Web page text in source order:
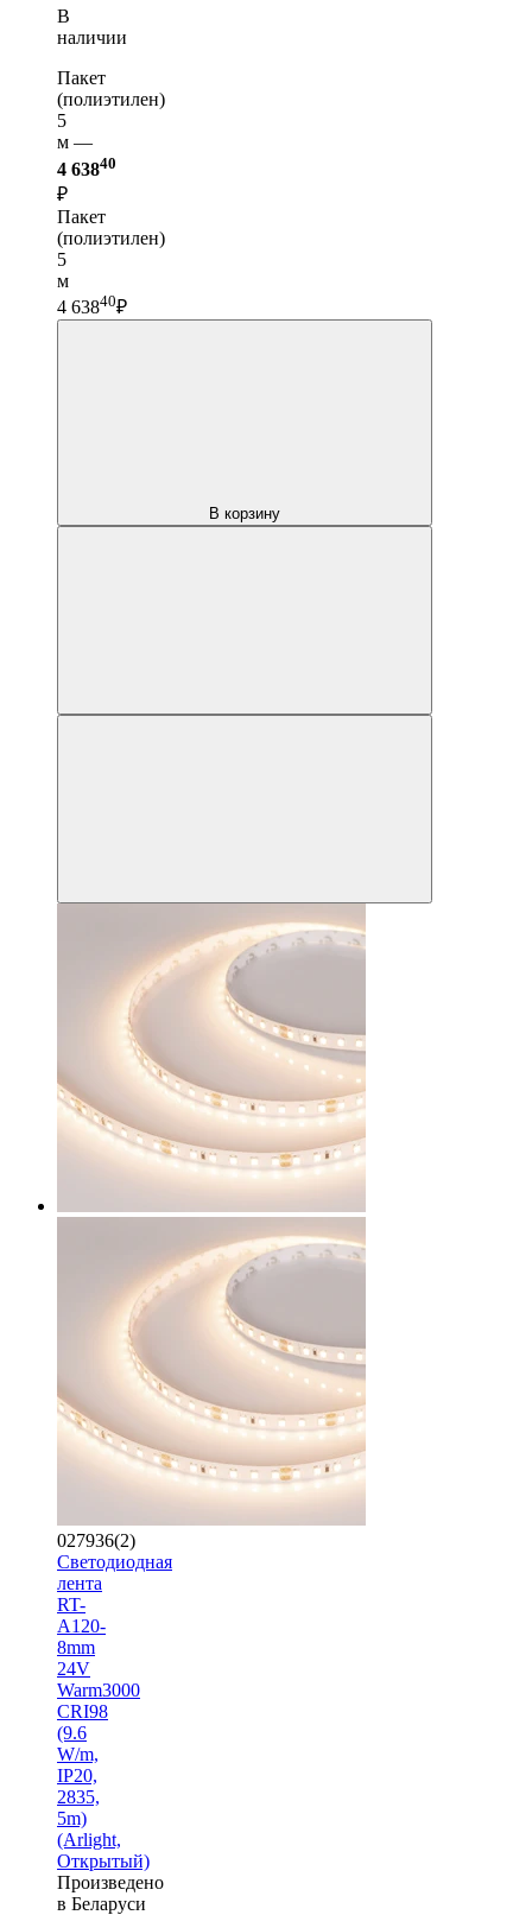
В
наличии
Пакет
(полиэтилен)
5
м —
4 63840
₽
Пакет
(полиэтилен)
5
м
4 63840₽
В корзину
027936(2)
Светодиодная
лента
RT-
A120-
8mm
24V
Warm3000
CRI98
(9.6
W/m,
IP20,
2835,
5m)
(Arlight,
Открытый)
Произведено
в Беларуси